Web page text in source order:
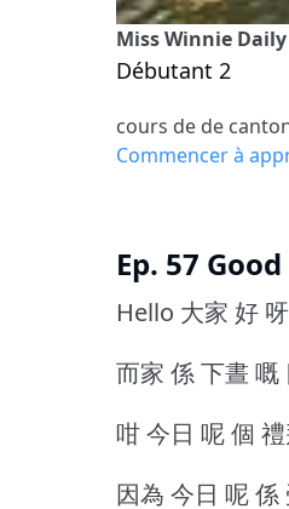
Miss Winnie
Débutant 2
cours de de
Commencer à
Ep. 57
Hello 大家 好 呀
而家 係 下晝 嘅
咁 今日 呢 個
因為 今日 呢